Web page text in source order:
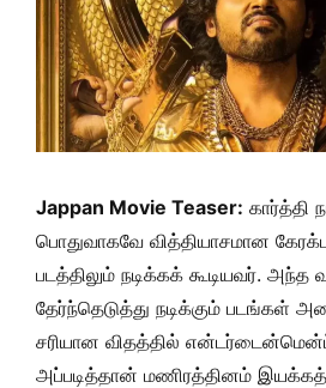
Jappan Movie Teaser: கார்த்தி
பொதுவாகவே வித்தியாசமான
படத்திலும் நடிக்கக் கூடியவர்.
தேர்ந்தெடுத்து நடிக்கும் படங்கள்
சரியான விதத்தில்
அப்படித்தான் மணிரத்தினம்